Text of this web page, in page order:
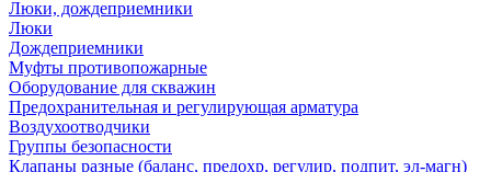
Люки, дождеприемники
Люки
Дождеприемники
Муфты противопожарные
Оборудование для скважин
Предохранительная и регулирующая арматура
Воздухоотводчики
Группы безопасности
Клапаны разные (баланс, предохр, регулир, подпит, эл-магн)